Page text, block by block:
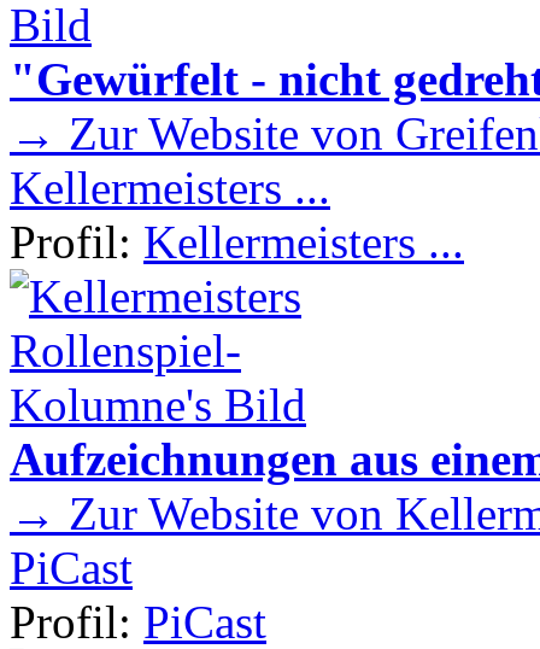
"Gewürfelt - nicht
→ Zur Website von
Kellermeisters ...
Profil: Kellermeisters ...
Aufzeichnungen aus
→ Zur Website von
PiCast
Profil: PiCast